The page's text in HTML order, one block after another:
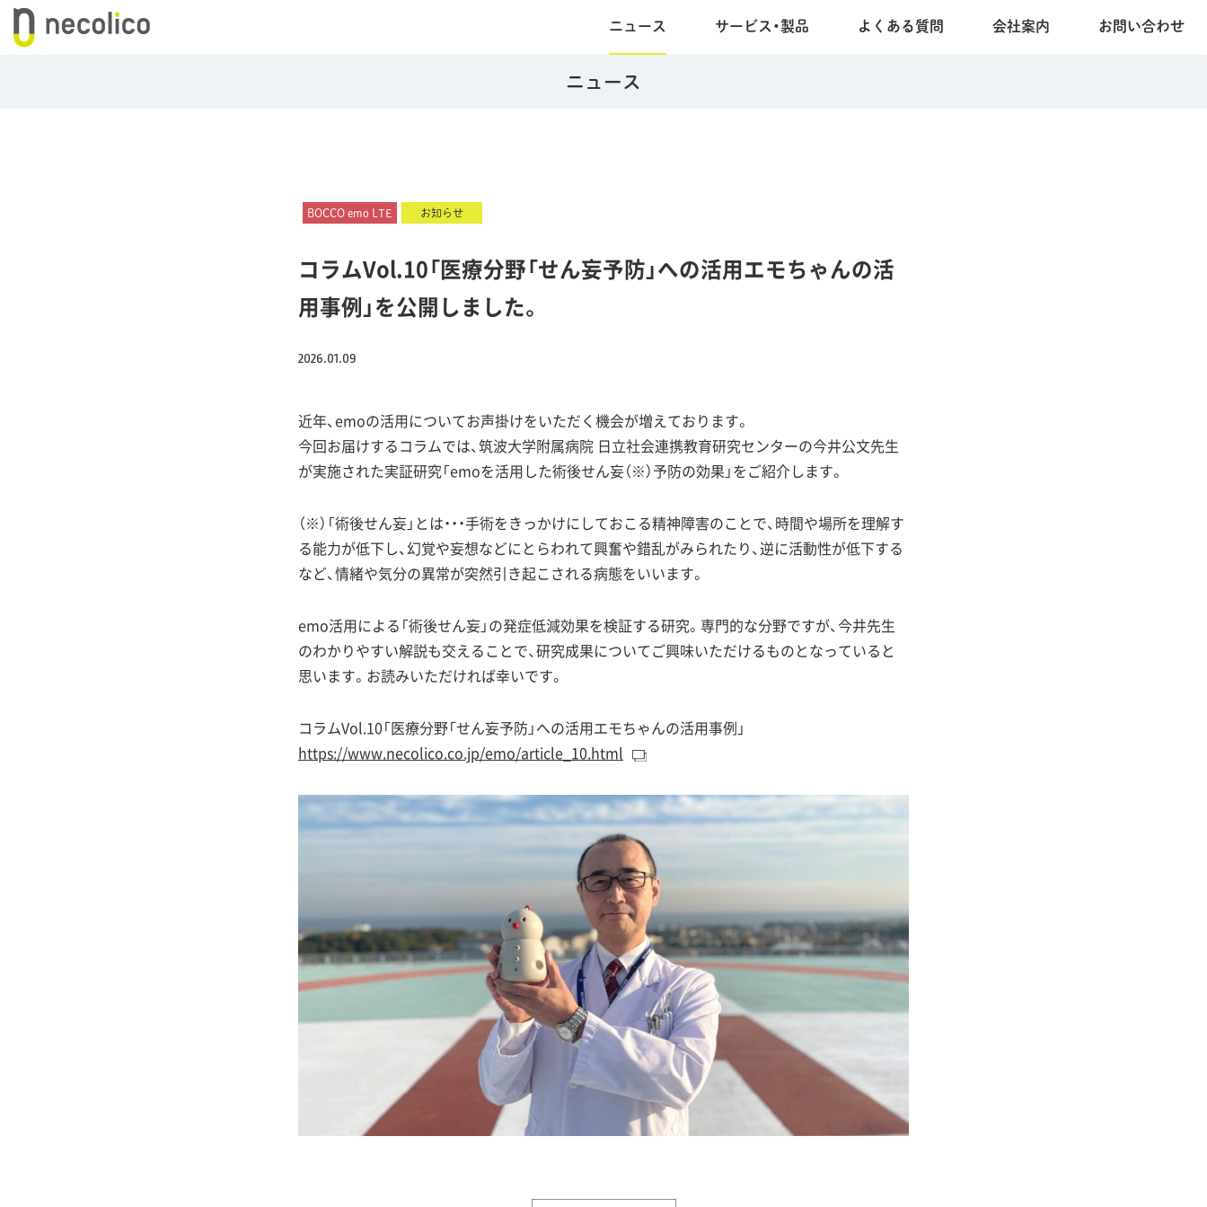
ニュース サービス・製品 よくある質問 会社案内 お問い合わせ
ニュース
BOCCO emo LTE お知らせ
コラムVol.10「医療分野「せん妄予防」への活用エモちゃんの活
用事例」を公開しました。
2026.01.09
近年、emoの活用についてお声掛けをいただく機会が増えております。
今回お届けするコラムでは、筑波大学附属病院 日立社会連携教育研究センターの今井公文先生
が実施された実証研究「emoを活用した術後せん妄（※）予防の効果」をご紹介します。
（※）「術後せん妄」とは・・・手術をきっかけにしておこる精神障害のことで、時間や場所を理解す
る能力が低下し、幻覚や妄想などにとらわれて興奮や錯乱がみられたり、逆に活動性が低下する
など、情緒や気分の異常が突然引き起こされる病態をいいます。
emo活用による「術後せん妄」の発症低減効果を検証する研究。専門的な分野ですが、今井先生
のわかりやすい解説も交えることで、研究成果についてご興味いただけるものとなっていると
思います。お読みいただければ幸いです。
コラムVol.10「医療分野「せん妄予防」への活用エモちゃんの活用事例」
https://www.necolico.co.jp/emo/article_10.html